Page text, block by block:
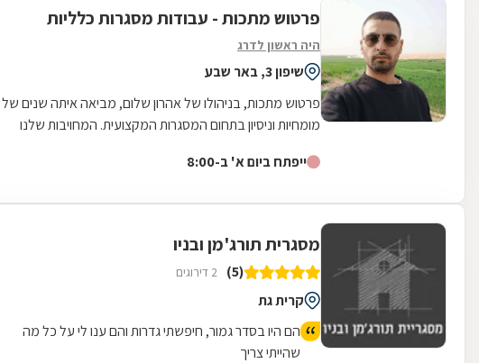
פרטוש מתכות - עבודות מסגרות כלליות
היה ראשון לדרג
שיפון 3, באר שבע
פרטוש מתכות, בניהולו של אהרון שלום, מביאה איתה שנים של
מומחיות וניסיון בתחום המסגרות המקצועית. המחויבות שלנו
ייפתח ביום א' ב-8:00
מסגרית תורג'מן ובניו
(5) 2 דירוגים
קרית גת
הם היו בסדר גמור, חיפשתי גדרות והם ענו לי על כל מה
שהייתי צריך